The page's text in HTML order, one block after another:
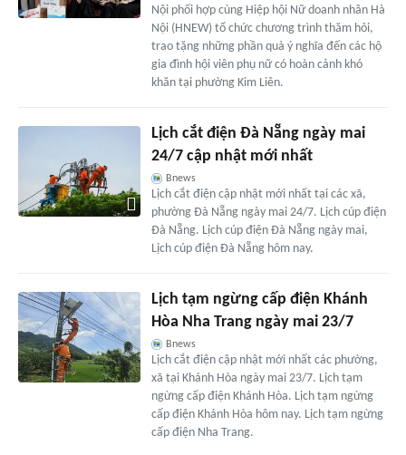
Nội phối hợp cùng Hiệp hội Nữ doanh nhân Hà
Nội (HNEW) tổ chức chương trình thăm hỏi,
trao tặng những phần quà ý nghĩa đến các hộ
gia đình hội viên phụ nữ có hoàn cảnh khó
khăn tại phường Kim Liên.
Lịch cắt điện Đà Nẵng ngày mai
24/7 cập nhật mới nhất
Bnews
Lịch cắt điện cập nhật mới nhất tại các xã,
phường Đà Nẵng ngày mai 24/7. Lịch cúp điện
Đà Nẵng. Lịch cúp điện Đà Nẵng ngày mai,
Lịch cúp điện Đà Nẵng hôm nay.
Lịch tạm ngừng cấp điện Khánh
Hòa Nha Trang ngày mai 23/7
Bnews
Lịch cắt điện cập nhật mới nhất các phường,
xã tại Khánh Hòa ngày mai 23/7. Lịch tạm
ngừng cấp điện Khánh Hòa. Lịch tạm ngừng
cấp điện Khánh Hòa hôm nay. Lịch tạm ngừng
cấp điện Nha Trang.